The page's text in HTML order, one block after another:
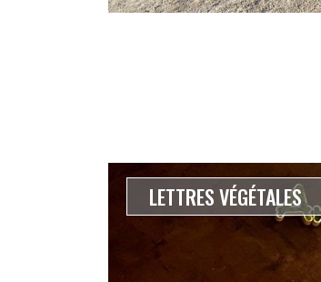
LETTRES VÉGÉTALES